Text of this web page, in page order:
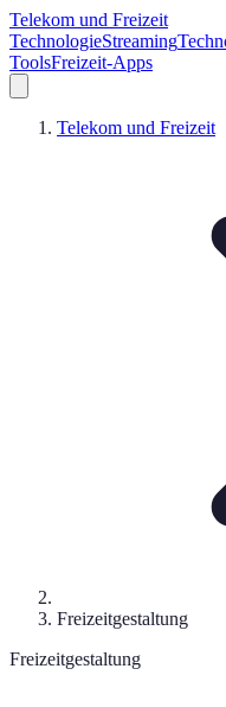
Telekom und Freizeit
TechnologieStreaming
ToolsFreizeit-Apps
Telekom und Freizeit
Freizeitgestaltung
Freizeitgestaltung